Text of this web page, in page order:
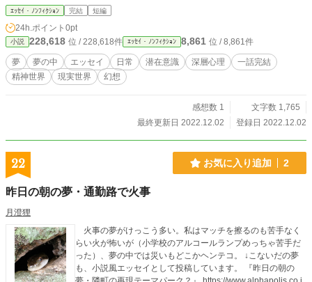
64627 「夢の花火・夢の棚田」 https://kakuyomu.jp/works/11
「夢のドッペルゲンガー」 https://kakuyomu.jp/works/117735
4054896019060/episodes/1177354054897399002 「夢の集
団行動、夢の世界」 https://kakuyomu.jp/works/11773540548
96019060/episodes/1177354054919324221 「夢の地震とカ
ラス」 https://kakuyomu.jp/works/1177354054896019060/ep
mu.jp/works/1177354054896019060/episodes/11773540549
blo.jp/mamimujina/entry-12416768050.html 「夢の中で」 htt
ｴｯｾｲ・ﾉﾝﾌｨｸｼｮﾝ 完結 短編
24h.ポイント 0pt
小説 228,618 位 / 228,618件 ｴｯｾｲ・ﾉﾝﾌｨｸｼｮﾝ 8,861 位 / 8,861件
夢 夢の中 エッセイ 日常 潜在意識 深層心理
一話完結
精神世界
現実世界 幻想
感想数 1
文字数 1,765
最終更新日 2022.12.02
登録日 2022.12.02
22 お気に入り追加 2
昨日の朝の夢・通勤路で火事
月澄狸
火事の夢がけっこう多い。私はマッチを擦るのも苦手なく
らい火が怖いが（小学校のアルコールランプめっちゃ苦手だ
った）、夢の中では災いもどこかヘンテコ。 ↓こないだの夢
も、小説風エッセイとして投稿しています。 『昨日の朝の